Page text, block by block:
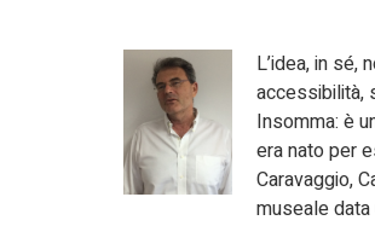
L’idea, in sé,
accessibilità,
Insomma: è
era nato per
Caravaggio,
museale